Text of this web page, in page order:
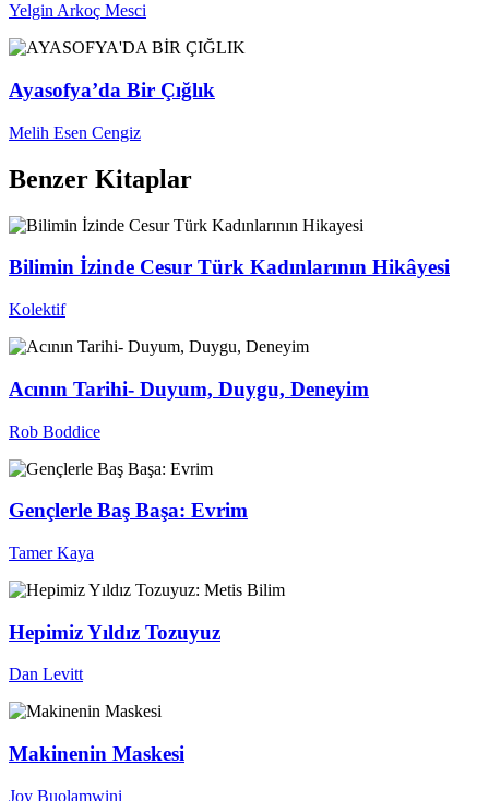
Yelgin Arkoç Mesci
Ayasofya’da Bir Çığlık
Melih Esen Cengiz
Benzer Kitaplar
Bilimin İzinde Cesur Türk Kadınlarının Hikâyesi
Kolektif
Acının Tarihi- Duyum, Duygu, Deneyim
Rob Boddice
Gençlerle Baş Başa: Evrim
Tamer Kaya
Hepimiz Yıldız Tozuyuz
Dan Levitt
Makinenin Maskesi
Joy Buolamwini